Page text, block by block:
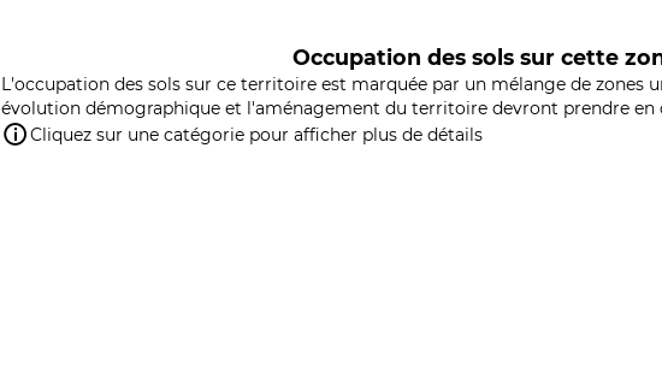
Occupation des sols sur cette
L'occupation des sols sur ce territoire est marquée par un mélange de zones
évolution démographique et l'aménagement du territoire devront prendre en
Cliquez sur une catégorie pour afficher plus de détails